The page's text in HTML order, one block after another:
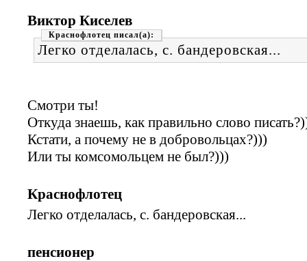
Виктор Киселев
Краснофлотец
Легко отделалась, с. бандеровская...
Смотри ты!
Откуда знаешь, как правильно слово
Кстати, а почему не в добровольцах?)))
Или ты комсомольцем не был?)))
Краснофлотец
Легко отделалась, с. бандеровская...
пенсионер